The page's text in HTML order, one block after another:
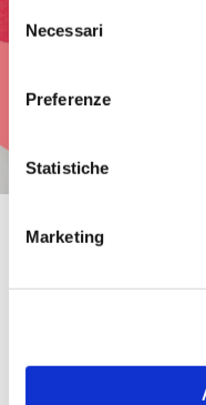
delNecessari
Preferenze
Statistiche
Marketing